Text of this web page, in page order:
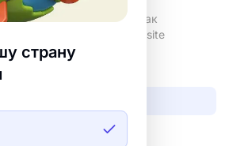
страну
/ /
Как
4 к сайту на Turbosite